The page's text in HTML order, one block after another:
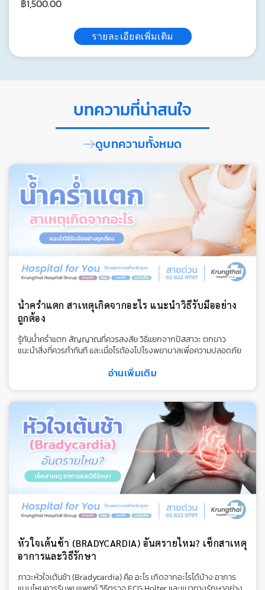
฿1,500.00
รายละเอียดเพิ่มเติม
บทความที่น่าสนใจ
ดูบทความทั้งหมด
น้ำคร่ำแตก สาเหตุเกิดจากอะไร แนะนำวิธีรับมืออย่าง
ถูกต้อง
รู้ทันน้ำคร่ำแตก สัญญาณที่ควรสงสัย วิธีแยกจากปัสสาวะ ตกขาว
แนะนำสิ่งที่ควรทำทันที และเมื่อไรต้องไปโรงพยาบาลเพื่อความปลอดภัย
อ่านเพิ่มเติม
หัวใจเต้นช้า (BRADYCARDIA) อันตรายไหม? เช็กสาเหตุ
อาการและวิธีรักษา
ภาวะหัวใจเต้นช้า (Bradycardia) คือ อะไร เกิดจากอะไรได้บ้าง อาการ